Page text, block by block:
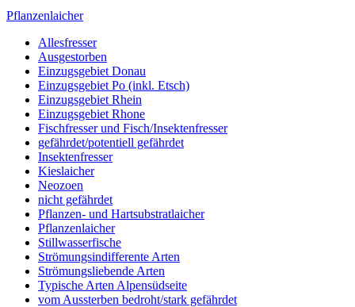
Pflanzenlaicher
Allesfresser
Ausgestorben
Einzugsgebiet Donau
Einzugsgebiet Po (inkl. Etsch)
Einzugsgebiet Rhein
Einzugsgebiet Rhone
Fischfresser und Fisch/Insektenfresser
gefährdet/potentiell gefährdet
Insektenfresser
Kieslaicher
Neozoen
nicht gefährdet
Pflanzen- und Hartsubstratlaicher
Pflanzenlaicher
Stillwasserfische
Strömungsindifferente Arten
Strömungsliebende Arten
Typische Arten Alpensüdseite
vom Aussterben bedroht/stark gefährdet